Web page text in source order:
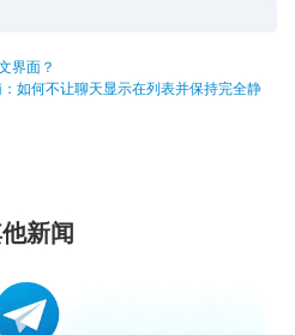
界面？
如何不让聊天显示在列表并保持完全静
新闻